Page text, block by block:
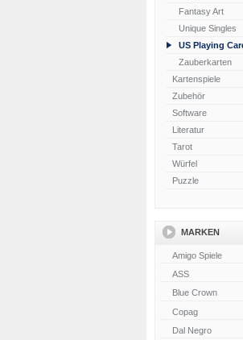
Fantasy Art
Unique Singles
US Playing
Zauberkarten
Kartenspiele
Zubehör
Software
Literatur
Tarot
Würfel
Puzzle
MARKEN